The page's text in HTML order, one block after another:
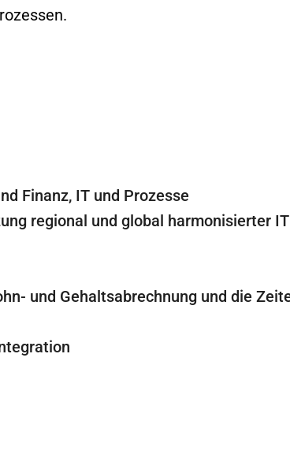
Finanz, IT und Prozesse
regional und global harmonisierter
und Gehaltsabrechnung und die